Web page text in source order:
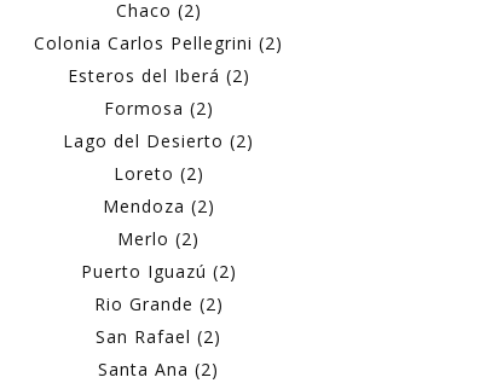
Chaco (2)
Colonia Carlos Pellegrini (2)
Esteros del Iberá (2)
Formosa (2)
Lago del Desierto (2)
Loreto (2)
Mendoza (2)
Merlo (2)
Puerto Iguazú (2)
Rio Grande (2)
San Rafael (2)
Santa Ana (2)